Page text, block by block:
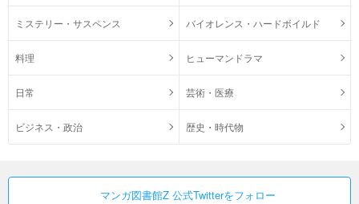
ミステリー・サスペンス バイオレンス・ハードボイルド
料理 ヒューマンドラマ
日常 芸術・医療
ビジネス・政治 歴史・時代物
マンガ図書館Z 公式Twitterをフォロー